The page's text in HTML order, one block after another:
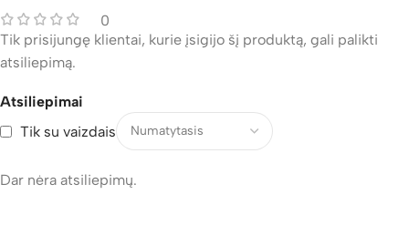
0
Atsiliepimai
Tik su vaizdais
Dar nėra atsiliepimų.
Tik prisijungę klientai, kurie įsigijo šį produktą, gali palikti
atsiliepimą.